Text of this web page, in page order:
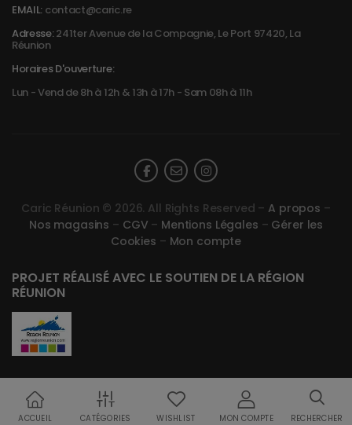
EMAIL: contact@caric.re
Adresse:241ter Avenue de la Compagnie, Le Port 97420, La
Réunion
Horaires D'ouverture:
Lun - Vend de 8h à 12h & 13h à 17h - Sam 08h à 11h
Caric Réunion © 2026. All Rights Reserved – A propos –
Nos magasins – CGV – Mentions Légales – Gérer les
Cookies – Mon compte
PROJET RÉALISÉ AVEC LE SOUTIEN DE LA RÉGION
RÉUNION
ACCUEIL CATÉGORIES WISHLIST MON COMPTE RECHERCHER